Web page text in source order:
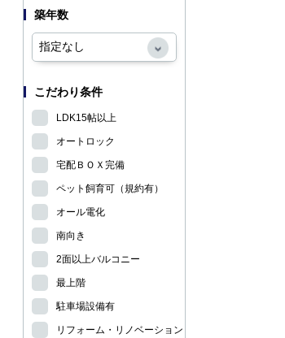
築年数
こだわり条件
LDK15帖以上
オートロック
宅配ＢＯＸ完備
ペット飼育可（規約有）
オール電化
南向き
2面以上バルコニー
最上階
駐車場設備有
リフォーム・リノベーション